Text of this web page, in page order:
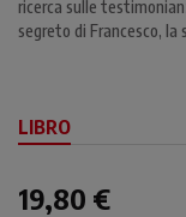
ricerca sulle
segreto di Francesco,
LIBRO
19,80 €